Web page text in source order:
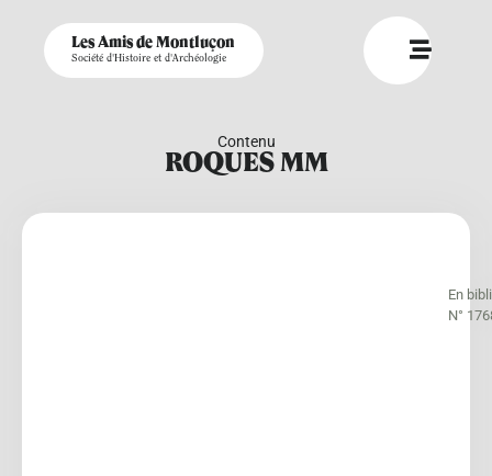
Les Amis de Montluçon
Société d'Histoire et d'Archéologie
Contenu
ROQUES MM
En
N°